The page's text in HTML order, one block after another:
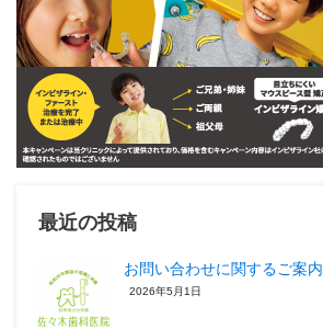
最近の投稿
お問い合わせに関するご案内
2026年5月1日